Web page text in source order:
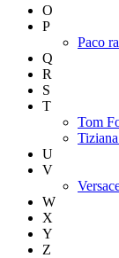
O
P
Paco
Q
R
S
T
Tom
U
V
W
X
Y
Z